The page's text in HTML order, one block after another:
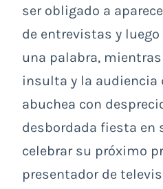
ser obligado a
de entrevistas y
una palabra,
insulta y la audiencia
abuchea con
desbordada fiesta en
celebrar su próximo
presentador de